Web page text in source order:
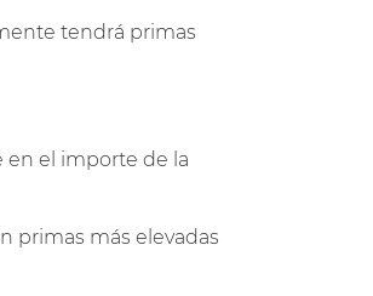
tendrá primas
en el importe de la
primas más elevadas